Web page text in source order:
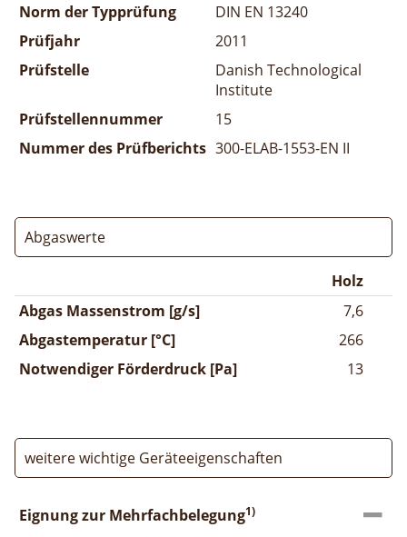
Norm der Typprüfung
DIN EN 13240
Prüfjahr
2011
Prüfstelle
Danish Technological
Institute
Prüfstellennummer
15
Nummer des Prüfberichts 300-ELAB-1553-EN II
Abgaswerte
Holz
Abgas Massenstrom [g/s]
7,6
Abgastemperatur [°C]
266
Notwendiger Förderdruck [Pa]
13
weitere wichtige Geräteeigenschaften
Eignung zur Mehrfachbelegung1)